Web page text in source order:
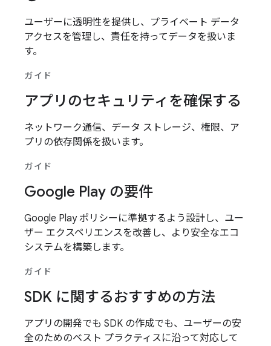
ユーザーに透明性を提供し、プライベート データ
アクセスを管理し、責任を持ってデータを扱いま
す。
ガイド
アプリのセキュリティを確保する
ネットワーク通信、データ ストレージ、権限、ア
プリの依存関係を扱います。
ガイド
Google Play の要件
Google Play ポリシーに準拠するよう設計し、ユー
ザー エクスペリエンスを改善し、より安全なエコ
システムを構築します。
ガイド
SDK に関するおすすめの方法
アプリの開発でも SDK の作成でも、ユーザーの安
全のためのベスト プラクティスに沿って対応して